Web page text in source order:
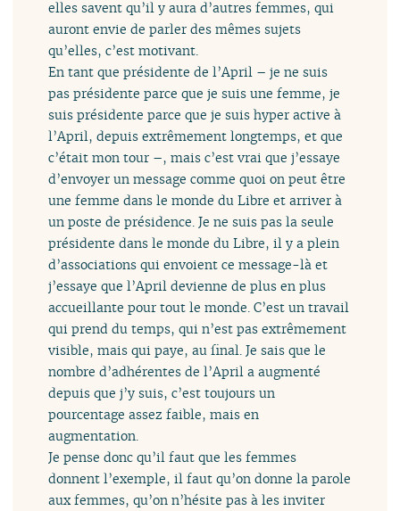
elles savent qu’il y aura d’autres femmes, qui
auront envie de parler des mêmes sujets
qu’elles, c’est motivant.
En tant que présidente de l’April – je ne suis
pas présidente parce que je suis une femme, je
suis présidente parce que je suis hyper active à
l’April, depuis extrêmement longtemps, et que
c’était mon tour –, mais c’est vrai que j’essaye
d’envoyer un message comme quoi on peut être
une femme dans le monde du Libre et arriver à
un poste de présidence. Je ne suis pas la seule
présidente dans le monde du Libre, il y a plein
d’associations qui envoient ce message-là et
j’essaye que l’April devienne de plus en plus
accueillante pour tout le monde. C’est un travail
qui prend du temps, qui n’est pas extrêmement
visible, mais qui paye, au final. Je sais que le
nombre d’adhérentes de l’April a augmenté
depuis que j’y suis, c’est toujours un
pourcentage assez faible, mais en
augmentation.
Je pense donc qu’il faut que les femmes
donnent l’exemple, il faut qu’on donne la parole
aux femmes, qu’on n’hésite pas à les inviter